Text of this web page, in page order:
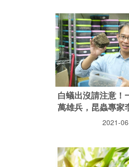
白蟻出沒請注意！
萬雄兵，昆蟲專家
蟻秘
2021-